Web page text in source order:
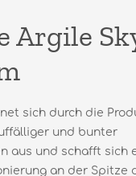
Argile
sich durch die
und bunter
aus und schafft sich
an der Spitze